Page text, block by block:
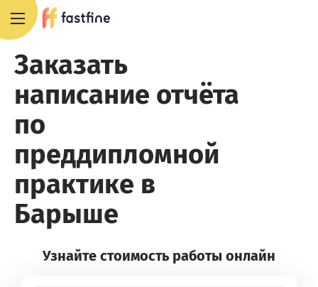
Заказать
написание отчёта
по
преддипломной
практике в
Барыше
Узнайте стоимость работы онлайн